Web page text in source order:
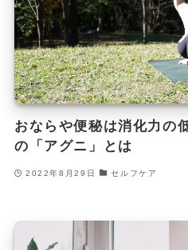
おならや便秘は消化力の
の「アグニ」とは
2022年8月29日 セルフケア